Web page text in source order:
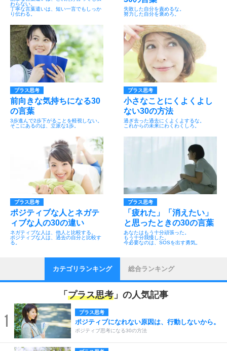
わらない。
丁寧な言葉遣いは、短い一言でもしっか
り伝わる。
失敗した自分を責めるな。
努力した自分を褒めろ。
プラス思考
前向きな気持ちになる30
の言葉
3歩進んで2歩下がることを軽視しない。
そこにあるのは、立派な1歩。
プラス思考
小さなことにくよくよし
ない30の方法
過ぎ去った過去にくよくよするな。
これからの未来にわくわくしろ。
プラス思考
ポジティブな人とネガテ
ィブな人の30の違い
ネガティブな人は、他人と比較する。
ポジティブな人は、過去の自分と比較す
る。
プラス思考
「疲れた」「消えたい」
と思ったときの30の言葉
あなたはもう十分頑張った。
もう十分我慢した。
今必要なのは、SOSを出す勇気。
カテゴリランキング 総合ランキング
「 プラス思考 」の人気記事
1 プラス思考
ポジティブになれない原因は、行動しないから。
ポジティブ思考になる30の方法